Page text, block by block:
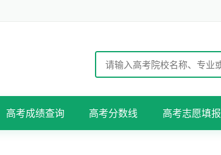
高考成绩查询 高考分数线 高考志愿填报